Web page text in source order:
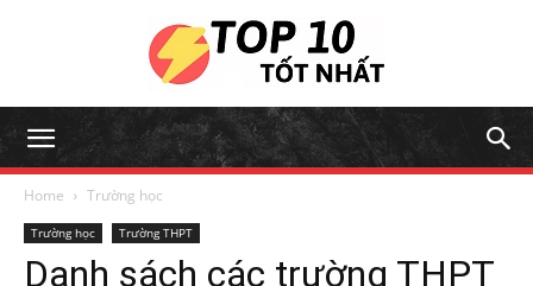
Home Trường học
Trường học Trường THPT
Danh sách các trường THPT